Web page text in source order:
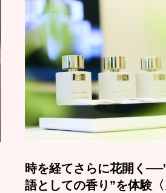
時を経てさらに花開く
語としての香り”を体験〈